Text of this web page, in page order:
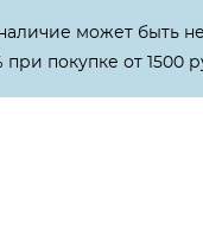
может быть
покупке от 1500